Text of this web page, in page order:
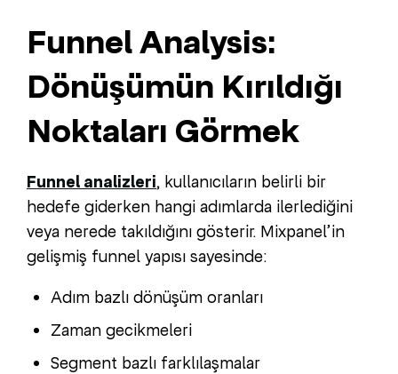
Funnel Analysis:
Dönüşümün Kırıldığı
Noktaları Görmek
Funnel analizleri, kullanıcıların belirli bir
hedefe giderken hangi adımlarda ilerlediğini
veya nerede takıldığını gösterir. Mixpanel’in
gelişmiş funnel yapısı sayesinde:
Adım bazlı dönüşüm oranları
Zaman gecikmeleri
Segment bazlı farklılaşmalar